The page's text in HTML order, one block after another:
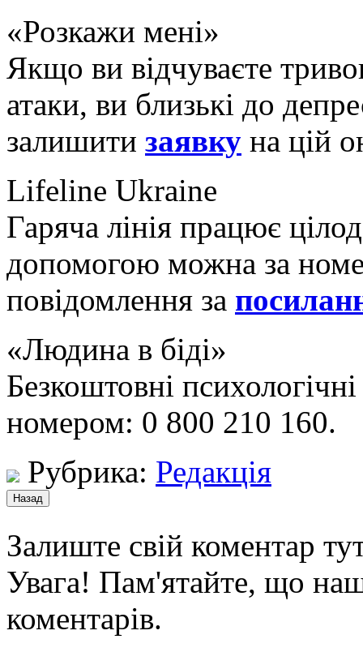
«Розкажи мені»
Якщо ви відчуваєте
атаки, ви близькі до
залишити заявку на цій
Lifeline Ukraine
Гаряча лінія працює
допомогою можна за
повідомлення за
«Людина в біді»
Безкоштовні
номером: 0 800 210 160.
Рубрика: Редакція
Залиште свій коментар
Увага! Пам'ятайте, що
коментарів.